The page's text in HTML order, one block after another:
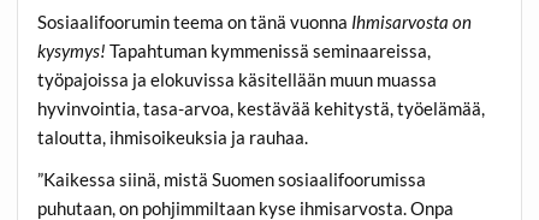
Sosiaalifoorumin teema on tänä vuonna Ihmisarvosta on
kysymys! Tapahtuman kymmenissä seminaareissa,
työpajoissa ja elokuvissa käsitellään muun muassa
hyvinvointia, tasa-arvoa, kestävää kehitystä, työelämää,
taloutta, ihmisoikeuksia ja rauhaa.
”Kaikessa siinä, mistä Suomen sosiaalifoorumissa
puhutaan, on pohjimmiltaan kyse ihmisarvosta. Onpa